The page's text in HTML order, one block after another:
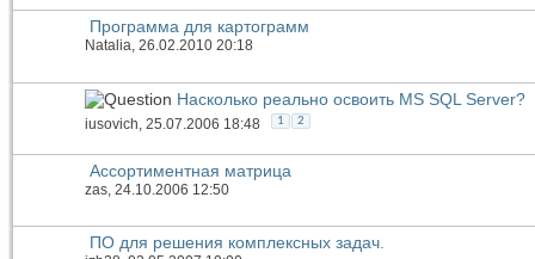
Программа для картограмм
Natalia, 26.02.2010 20:18
Насколько реально освоить MS SQL Server?
iusovich , 25.07.2006 18:48 1 2
Ассортиментная матрица
zas, 24.10.2006 12:50
ПО для решения комплексных задач.